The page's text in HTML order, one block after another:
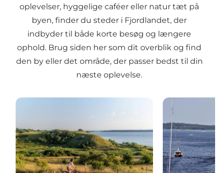
oplevelser, hyggelige caféer eller natur tæt på
byen, finder du steder i Fjordlandet, der
indbyder til både korte besøg og længere
ophold. Brug siden her som dit overblik og find
den by eller det område, der passer bedst til din
næste oplevelse.
Lejre - Sagnkonger, vikingeliv og natur